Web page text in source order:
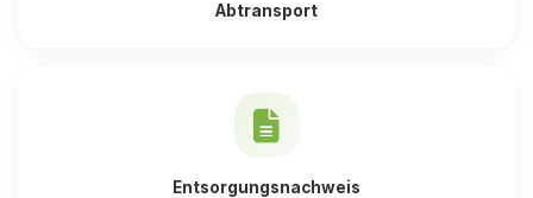
Abtransport
Entsorgungsnachweis